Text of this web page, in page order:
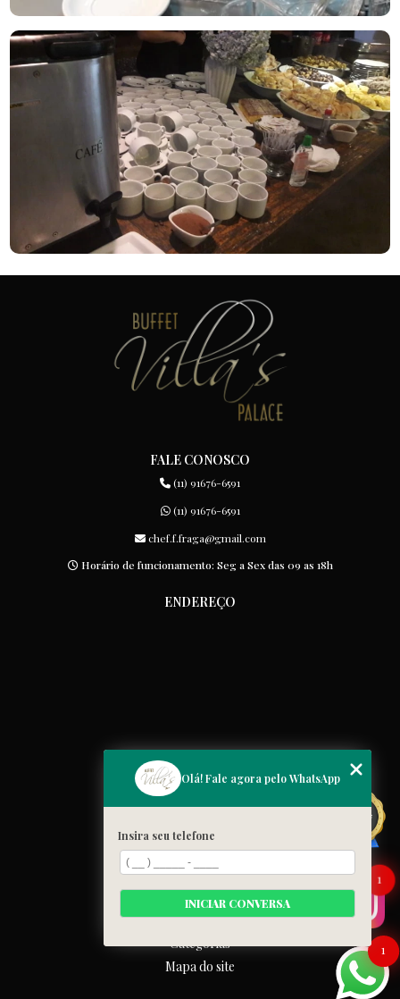
FALE CONOSCO
(11) 91676-6591
(11) 91676-6591
chef.f.fraga@gmail.com
Horário de funcionamento: Seg a Sex das 09 as 18h
ENDEREÇO
MENU
Home
Cardápio
Blog
Galeria
Contato
Categorias
Mapa do site
1
Olá! Fale agora pelo WhatsApp
Insira seu telefone
INICIAR CONVERSA
1